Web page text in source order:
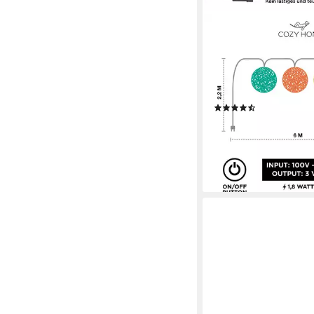
Strombetrieben, 20
Warmweiße LED-
Hausbett Bunt Deko
24,99 €
-28%
lieferbar - in 4-5